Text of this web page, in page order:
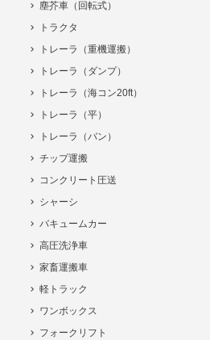
塵芥車（回転式）
トラクタ
トレーラ（重機運搬）
トレーラ（ダンプ）
トレーラ（海コン20ft）
トレーラ（平）
トレーラ（バン）
チップ運搬
コンクリート圧送
シャーシ
バキュームカー
高圧洗浄車
家畜運搬車
軽トラック
ワンボックス
フォークリフト